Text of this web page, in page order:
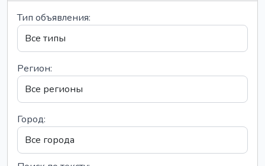
Тип объявления:
Регион:
Город: